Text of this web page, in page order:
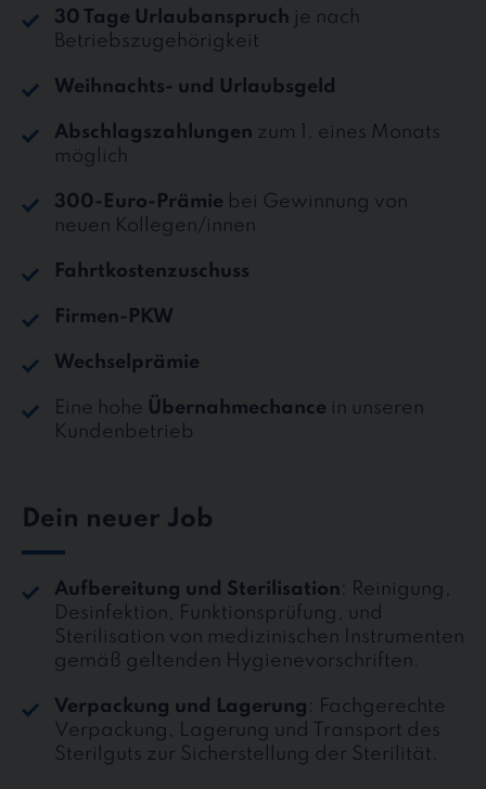
30 Tage Urlaubanspruch je nach
Betriebszugehörigkeit
Weihnachts- und Urlaubsgeld
Abschlagszahlungen zum 1. eines Monats
möglich
300-Euro-Prämie bei Gewinnung von
neuen Kollegen/innen
Fahrtkostenzuschuss
Firmen-PKW
Wechselprämie
Eine hohe Übernahmechance in unseren
Kundenbetrieb
Dein neuer Job
Aufbereitung und Sterilisation: Reinigung,
Desinfektion, Funktionsprüfung, und
Sterilisation von medizinischen Instrumenten
gemäß geltenden Hygienevorschriften.
Verpackung und Lagerung : Fachgerechte
Verpackung, Lagerung und Transport des
Sterilguts zur Sicherstellung der Sterilität.